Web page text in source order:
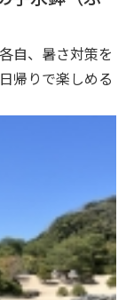
自、暑さ対策を
帰りで楽しめる